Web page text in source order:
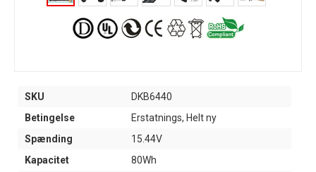
SKU
DKB6440
Betingelse
Erstatnings, Helt ny
Spænding
15.44V
Kapacitet
80Wh